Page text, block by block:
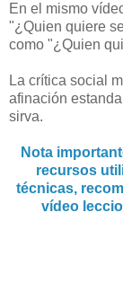
En el mismo
"¿Quien quiere
como "¿Quien
La crítica social
afinación
sirva.
Nota
recursos
técnicas,
vídeo